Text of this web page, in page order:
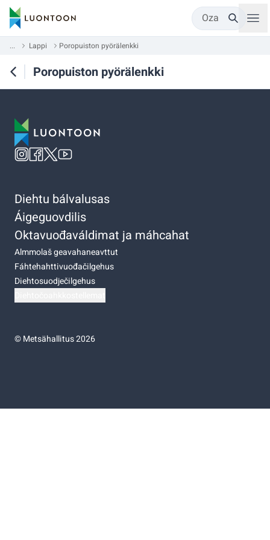
Oza
... Lappi Poropuiston pyörälenkki
Poropuiston pyörälenkki
Diehtu bálvalusas
Áigeguovdilis
Oktavuođaváldimat ja máhcahat
Almmolaš geavahaneavttut
Fáhtehahttivuođačilgehus
Diehtosuodječilgehus
©Metsähallitus 2026